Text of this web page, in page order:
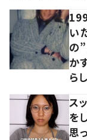
い
の”
か
ら
ス
を
思